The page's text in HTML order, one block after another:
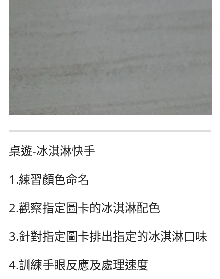
桌遊-冰淇淋快手
1.練習顏色命名
2.觀察指定圖卡的冰淇淋配色
3.針對指定圖卡排出指定的冰淇淋口味
4.訓練手眼反應及處理速度